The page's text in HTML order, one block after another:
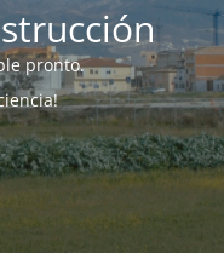
pronto.